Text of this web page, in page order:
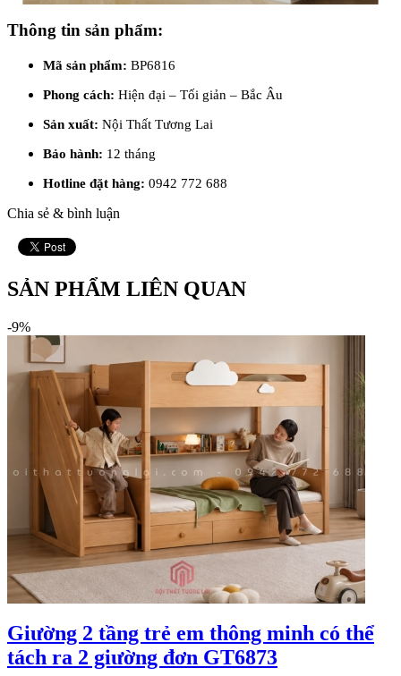
Thông tin sản phẩm:
Mã sản phẩm: BP6816
Phong cách: Hiện đại – Tối giản – Bắc Âu
Sản xuất: Nội Thất Tương Lai
Bảo hành: 12 tháng
Hotline đặt hàng: 0942 772 688
Chia sẻ & bình luận
SẢN PHẨM LIÊN QUAN
-9%
Giường 2 tầng trẻ em thông minh có thể
tách ra 2 giường đơn GT6873